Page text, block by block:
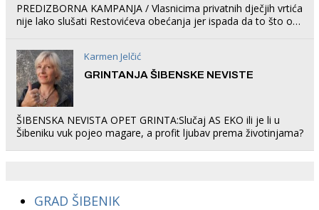
PREDIZBORNA KAMPANJA / Vlasnicima privatnih dječjih vrtića
nije lako slušati Restovićeva obećanja jer ispada da to što oni
Karmen Jelčić
GRINTANJA ŠIBENSKE NEVISTE
ŠIBENSKA NEVISTA OPET GRINTA:Slučaj AS EKO ili je li u
Šibeniku vuk pojeo magare, a profit ljubav prema životinjama?
GRAD ŠIBENIK